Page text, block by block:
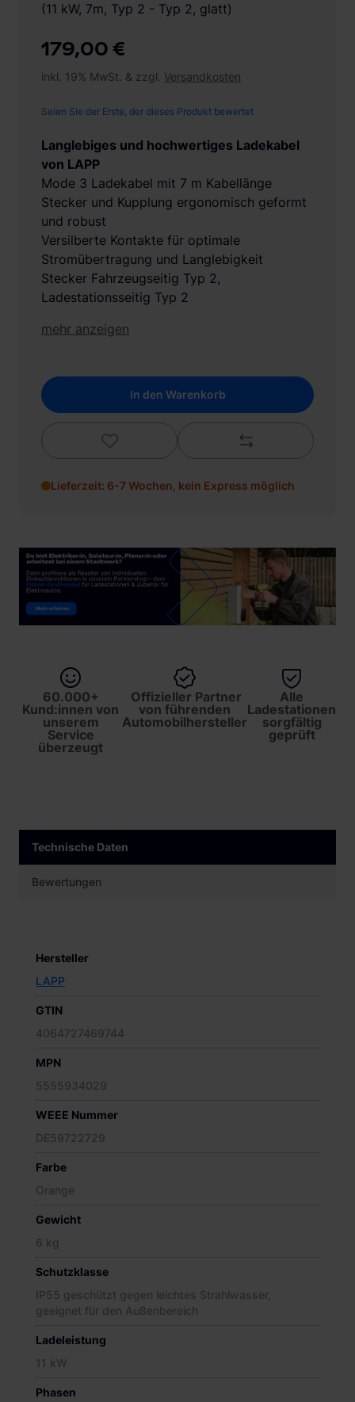
179,00 €
inkl. 19% MwSt. & zzgl. Versandkosten
Seien Sie der Erste, der dieses Produkt bewertet
Langlebiges und hochwertiges Ladekabel
von LAPP
Mode 3 Ladekabel mit 7 m Kabellänge
Stecker und Kupplung ergonomisch geformt
und robust
Versilberte Kontakte für optimale
Stromübertragung und Langlebigkeit
Stecker Fahrzeugseitig Typ 2,
Ladestationsseitig Typ 2
mehr anzeigen
In den Warenkorb
Lieferzeit: 6-7 Wochen, kein Express möglich
(11 kW, 7m, Typ 2 - Typ 2, glatt)
60.000+
Kund:innen von
unserem
Service
überzeugt
Offizieller Partner
von führenden
Automobilhersteller
Alle
Ladestationen
sorgfältig
geprüft
Technische Daten
Bewertungen
Hersteller
LAPP
GTIN
4064727469744
MPN
5555934029
WEEE Nummer
DE59722729
Farbe
Orange
Gewicht
6 kg
Schutzklasse
IP55 geschützt gegen leichtes Strahlwasser,
geeignet für den Außenbereich
Ladeleistung
11 kW
Phasen